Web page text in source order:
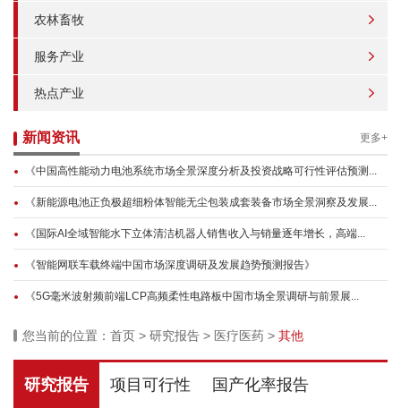
农林畜牧
服务产业
热点产业
新闻资讯 更多+
《中国高性能动力电池系统市场全景深度分析及投资战略可行性评估预测...
《新能源电池正负极超细粉体智能无尘包装成套装备市场全景洞察及发展...
《国际AI全域智能水下立体清洁机器人销售收入与销量逐年增长，高端...
《智能网联车载终端中国市场深度调研及发展趋势预测报告》
《5G毫米波射频前端LCP高频柔性电路板中国市场全景调研与前景展...
您当前的位置： 首页 > 研究报告 > 医疗医药 > 其他
研究报告 项目可行性 国产化率报告